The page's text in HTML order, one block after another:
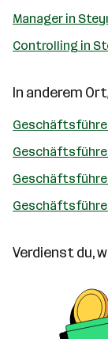
Manager in
Controlling in
In anderem
Verdienst du,